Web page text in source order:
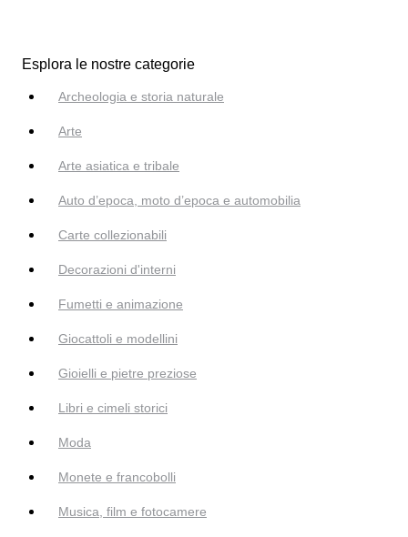
Esplora le nostre categorie
Archeologia e storia naturale
Arte
Arte asiatica e tribale
Auto d’epoca, moto d’epoca e automobilia
Carte collezionabili
Decorazioni d'interni
Fumetti e animazione
Giocattoli e modellini
Gioielli e pietre preziose
Libri e cimeli storici
Moda
Monete e francobolli
Musica, film e fotocamere